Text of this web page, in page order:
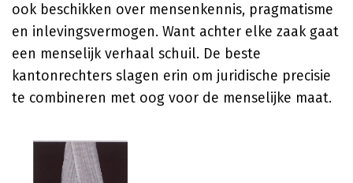
ook beschikken over mensenkennis, pragmatisme
en inlevingsvermogen. Want achter elke zaak gaat
een menselijk verhaal schuil. De beste
kantonrechters slagen erin om juridische precisie
te combineren met oog voor de menselijke maat.